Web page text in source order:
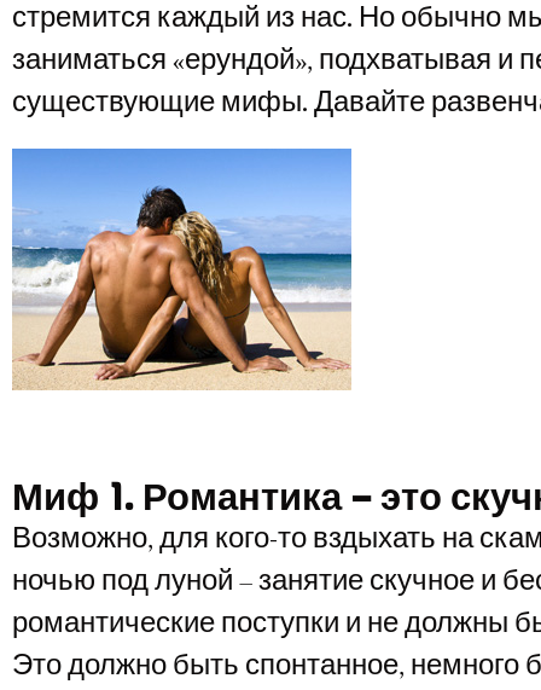
стремится каждый из нас. Но обычно
заниматься «ерундой», подхватывая и
существующие мифы. Давайте
Миф 1. Романтика – это
Возможно, для кого-то вздыхать на
ночью под луной – занятие скучное и
романтические поступки и не должны
Это должно быть спонтанное, немного